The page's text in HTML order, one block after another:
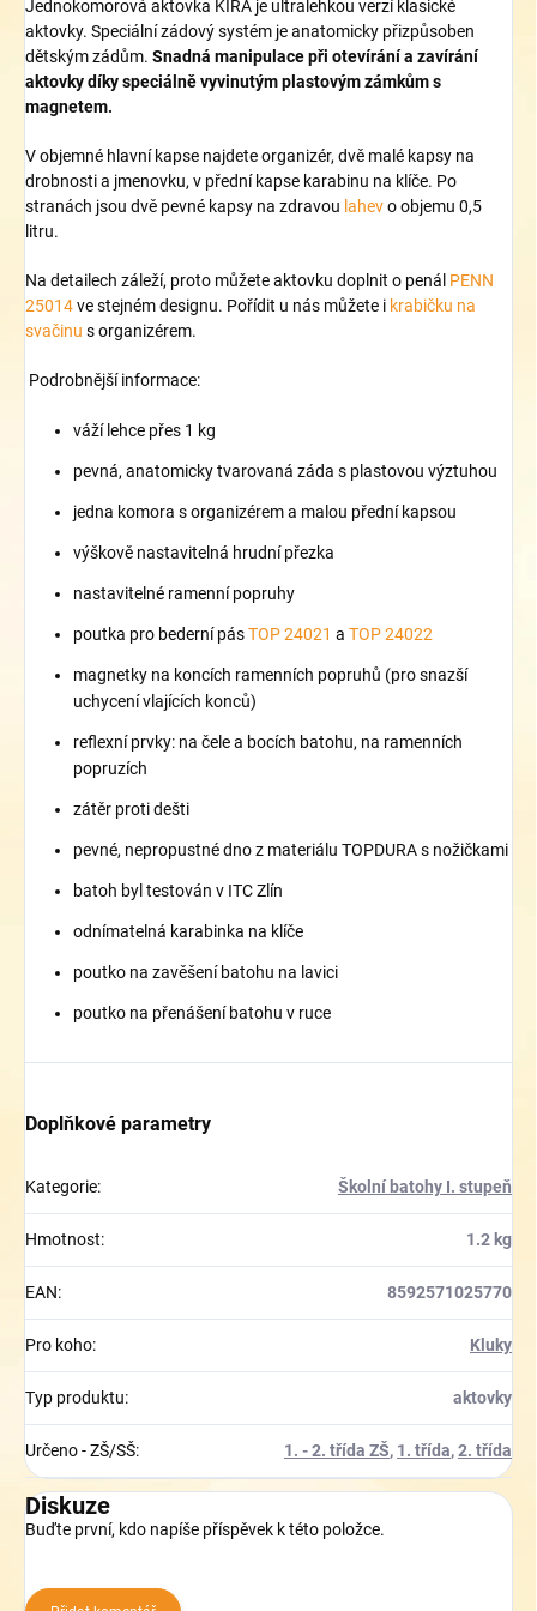
Jednokomorová aktovka KIRA je ultralehkou verzí klasické
aktovky. Speciální zádový systém je anatomicky přizpůsoben
dětským zádům. Snadná manipulace při otevírání a zavírání
aktovky díky speciálně vyvinutým plastovým zámkům s
magnetem.
V objemné hlavní kapse najdete organizér, dvě malé kapsy na
drobnosti a jmenovku, v přední kapse karabinu na klíče. Po
stranách jsou dvě pevné kapsy na zdravou lahevo objemu 0,5
litru.
Na detailech záleží, proto můžete aktovku doplnit o penál PENN
25014ve stejném designu. Pořídit u nás můžete i krabičku na
svačinu s organizérem.
Podrobnější informace:
váží lehce přes 1 kg
pevná, anatomicky tvarovaná záda s plastovou výztuhou
jedna komora s organizérem a malou přední kapsou
výškově nastavitelná hrudní přezka
nastavitelné ramenní popruhy
poutka pro bederní pásTOP 24021 a TOP 24022
magnetky na koncích ramenních popruhů (pro snazší
uchycení vlajících konců)
reflexní prvky: na čele a bocích batohu, na ramenních
popruzích
zátěr proti dešti
pevné, nepropustné dno z materiálu TOPDURA s nožičkami
batoh byl testován v ITC Zlín
odnímatelná karabinka na klíče
poutko na zavěšení batohu na lavici
poutko na přenášení batohu v ruce
Doplňkové parametry
Kategorie: Školní batohy I. stupeň
Hmotnost: 1.2 kg
EAN: 8592571025770
Pro koho: Kluky
Typ produktu: aktovky
Určeno - ZŠ/SŠ: 1. - 2. třída ZŠ, 1. třída,2. třída
Diskuze
Buďte první, kdo napíše příspěvek k této položce.